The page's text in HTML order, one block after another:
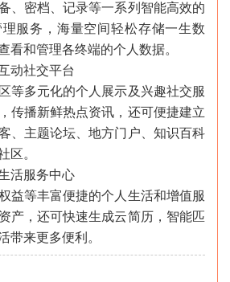
、密档、记录等一系列智能高效的
服务，海量空间轻松存储一生数
看和管理各终端的个人数据。
动社交平台
等多元化的个人展示及兴趣社交服
传播新鲜热点资讯，还可便捷建立
、主题论坛、地方门户、知识百科
区。
活服务中心
益等丰富便捷的个人生活和增值服
产，还可快速生成云简历，智能匹
带来更多便利。